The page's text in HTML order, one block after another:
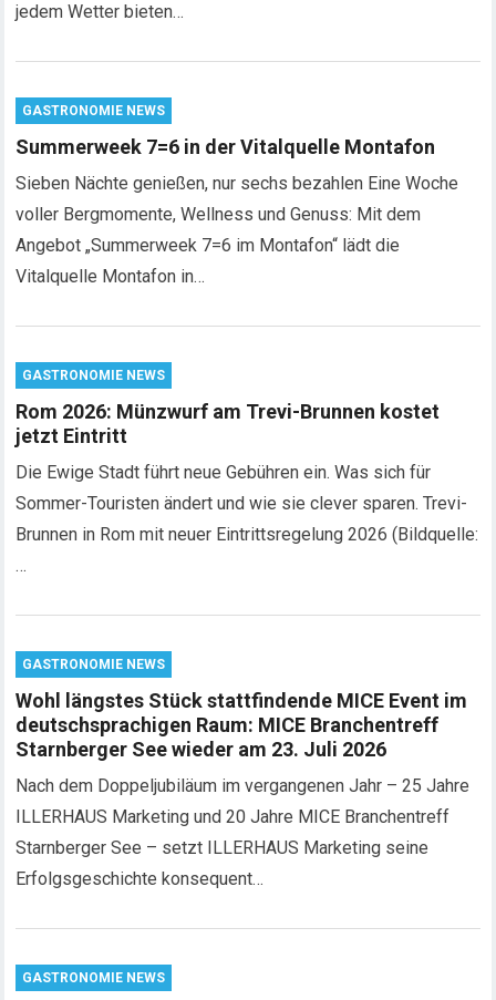
jedem Wetter bieten…
GASTRONOMIE NEWS
Summerweek 7=6 in der Vitalquelle Montafon
Sieben Nächte genießen, nur sechs bezahlen Eine Woche
voller Bergmomente, Wellness und Genuss: Mit dem
Angebot „Summerweek 7=6 im Montafon“ lädt die
Vitalquelle Montafon in…
GASTRONOMIE NEWS
Rom 2026: Münzwurf am Trevi-Brunnen kostet
jetzt Eintritt
Die Ewige Stadt führt neue Gebühren ein. Was sich für
Sommer-Touristen ändert und wie sie clever sparen. Trevi-
Brunnen in Rom mit neuer Eintrittsregelung 2026 (Bildquelle:
…
GASTRONOMIE NEWS
Wohl längstes Stück stattfindende MICE Event im
deutschsprachigen Raum: MICE Branchentreff
Starnberger See wieder am 23. Juli 2026
Nach dem Doppeljubiläum im vergangenen Jahr – 25 Jahre
ILLERHAUS Marketing und 20 Jahre MICE Branchentreff
Starnberger See – setzt ILLERHAUS Marketing seine
Erfolgsgeschichte konsequent…
GASTRONOMIE NEWS